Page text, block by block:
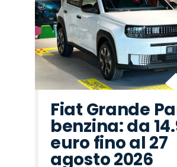
Fiat Grande
benzina: da
euro fino al 27
agosto 2026